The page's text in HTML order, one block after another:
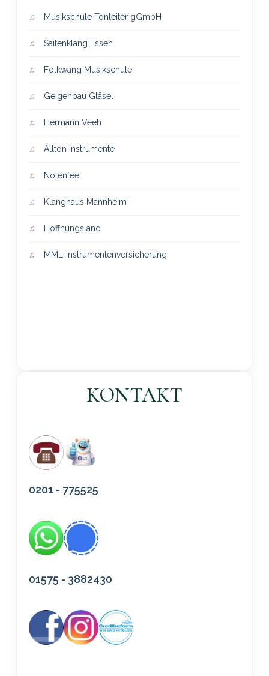
Musikschule Tonleiter gGmbH
Saitenklang Essen
Folkwang Musikschule
Geigenbau Gläsel
Hermann Veeh
Allton Instrumente
Notenfee
Klanghaus Mannheim
Hoffnungsland
MML-Instrumentenversicherung
KONTAKT
0201 - 775525
01575 - 3882430